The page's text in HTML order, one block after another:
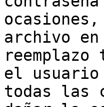
archivo
el usuario
todas las